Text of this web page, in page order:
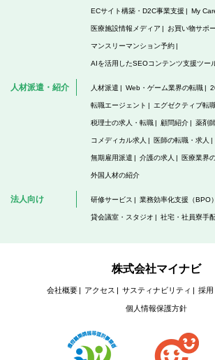
ECサイト構築・D2C事業支援 My
医療施設情報メディア お買い物サポ
マンスリーマンション予約
AIを活用したSEOコンテンツ支援ツー
人材派遣・紹介 人材派遣 Web・ゲーム業界の転職
転職エージェント エグゼクティブ転
税理士の求人・転職 顧問紹介 薬剤
コメディカル求人 医師の転職・求人
無期雇用派遣 介護の求人 医療業界
外国人材の紹介
法人向け 研修サービス 業務効率化支援（BPO）
貸会議室・スタジオ 社宅・社員寮手
株式会社マイナビ
会社概要 アクセス サスティナビリティ 採用
個人情報保護方針